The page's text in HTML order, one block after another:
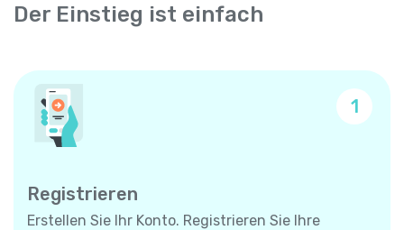
Der Einstieg ist einfach
1
Registrieren
Erstellen Sie Ihr Konto. Registrieren Sie Ihre